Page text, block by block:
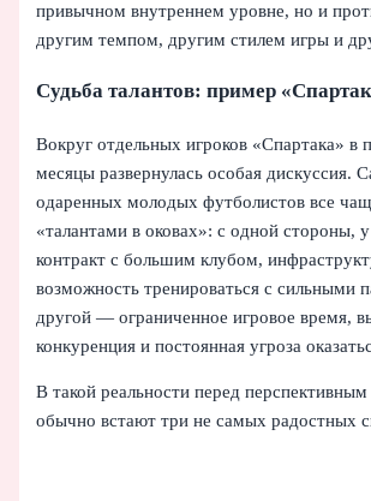
привычном внутреннем уровне, но и
другим темпом, другим стилем игры и
Судьба талантов: пример
Вокруг отдельных игроков «Спартака» в
месяцы развернулась особая дискуссия.
одаренных молодых футболистов все
«талантами в оковах»: с одной стороны,
контракт с большим клубом,
возможность тренироваться с сильными
другой — ограниченное игровое время,
конкуренция и постоянная угроза
В такой реальности перед
обычно встают три не самых радостных